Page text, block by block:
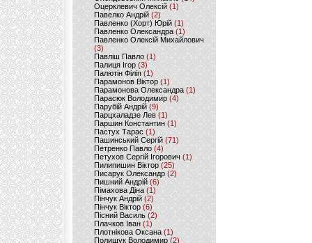
Оцерклевич Олексій (1)
Павелко Андрій (2)
Павленко (Хорт) Юрій (1)
Павленко Олександра (1)
Павленко Олексій Михайлович
(3)
Павліш Павло(1)
Палиця Ігор (3)
Палютін Філіп(1)
Парамонов Віктор (1)
Парамонова Олександра(1)
Парасюк Володимир(4)
Парубій Андрій (9)
Парцхаладзе Лев (1)
Паршин Константин(1)
Пастух Тарас (1)
Пашинський Сергій (71)
Петренко Павло (4)
Петухов Сергій Ігорович (1)
Пилипишин Віктор(25)
Писарук Олександр(2)
Пишний Андрій (6)
Пімахова Діна(1)
Пінчук Андрій(2)
Пінчук Віктор (6)
Пісний Василь (2)
Плачков Іван(1)
Плотнікова Оксана (1)
Полищук Володимир(2)